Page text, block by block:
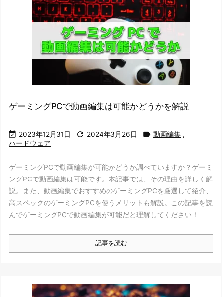
ゲーミングPCで動画編集は可能かどうかを解説
 2023年12月31日  2024年3月26日  動画編集 ,
ハードウェア
ゲーミングPCで動画編集が可能かどうか調べていますか？ゲーミ
ングPCで動画編集は可能です。本記事では、その理由を詳しく解
説。また、動画編集でおすすめのゲーミングPCを厳選して紹介、
高スペックのゲーミングPCを使うメリットも解説。この記事を読
んでゲーミングPCで動画編集が可能だと理解してください！
記事を読む